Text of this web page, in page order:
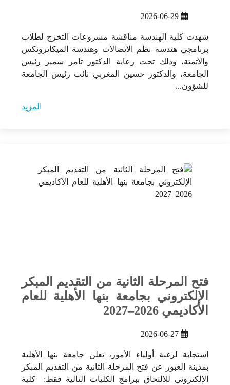
2026-06-29
شهدت كلية الهندسة مناقشة مشروعات التخرج لطلاب
برنامجي هندسة نظم الاتصالات وهندسة الميكاترونكس
والأتمتة، وذلك تحت رعاية الدكتور تامر سمير رئيس
الجامعة، والدكتور حسين المغربي نائب رئيس الجامعة
للشؤون...
المزيد
فتح المرحلة الثانية من التقديم المبكر
الإلكتروني بجامعة بنها الأهلية للعام
الأكاديمي 2026–2027
2026-06-27
استجابة لرغبة أولياء الأمور، تعلن جامعة بنها الأهلية
بمدينة العبور عن فتح المرحلة الثانية من التقديم المبكر
الإلكتروني للالتحاق ببرامج الكليات التالية فقط: كلية